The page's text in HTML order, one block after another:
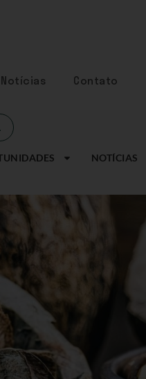
Notícias Contato
NOTÍCIAS